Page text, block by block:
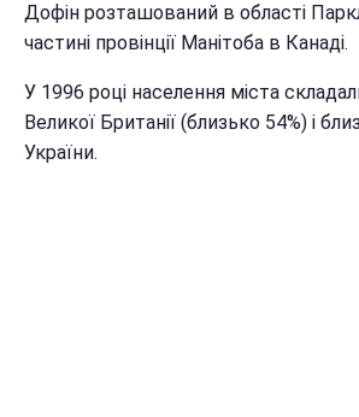
Дофін розташований в області
частині провінції Манітоба в Канаді.
У 1996 році населення міста
Великої Британії (близько 54%) і
України.